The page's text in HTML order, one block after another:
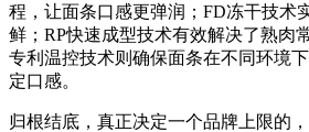
程，让面条口感更弹润；FD冻干技术
鲜；RP快速成型技术有效解决了熟肉
专利温控技术则确保面条在不同环境
定口感。
归根结底，真正决定一个品牌上限的